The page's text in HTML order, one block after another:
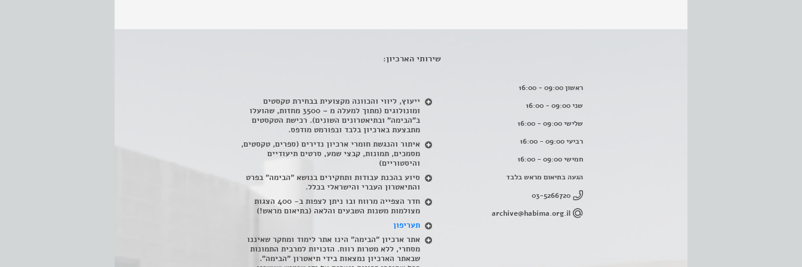
ראשון 09:00 - 16:00
שני 09:00 - 16:00
שלישי 09:00 - 16:00
רביעי 09:00 - 16:00
חמישי 09:00 - 16:00
הגעה בתיאום מראש בלבד
03-5266720
archive@habima.org.il
שירותי הארכיון:
ייעוץ, ליווי והכוונה מקצועית בבחירת טקסטים
ומונולוגים (מתוך למעלה מ – 3500 מחזות, שהועלו
ב"הבימה" ובתיאטרונים השונים). רכישת הטקסטים
מתבצעת בארכיון בלבד ובפורמט מודפס.
איתור והנגשת חומרי ארכיון נדירים (ספרים, טקסטים,
מסמכים, תמונות, קבצי שמע, סרטים תיעודיים
והיסטוריים)
סיוע בהכנת עבודות ותחקירים בנושא "הבימה" בפרט
והתיאטרון העברי והישראלי בכלל.
חדר הצפייה מרווח ובו ניתן לצפות ב- 400 הצגות
מצולמות משנות השבעים והלאה (בתיאום מראש!)
תעריפון
אתר ארכיון "הבימה" הינו אתר לימוד ומחקר שאיננו
מסחרי, ללא מטרות רווח. הזכויות למרבית התמונות
שבאתר הארכיון נמצאות בידי תיאטרון "הבימה".